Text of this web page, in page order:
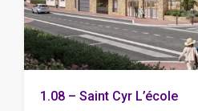
1.08 – Saint Cyr L’école